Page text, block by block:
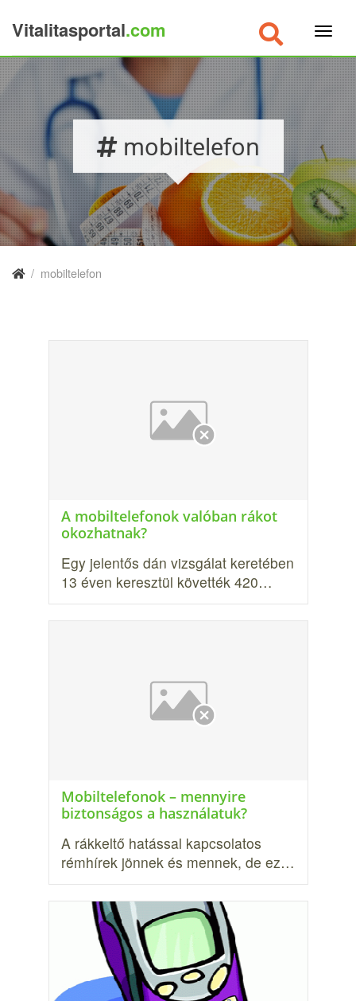
Vitalitasportal.com
mobiltelefon
/ mobiltelefon
A mobiltelefonok valóban rákot
okozhatnak?
Egy jelentős dán vizsgálat keretében
13 éven keresztül követték 420…
Mobiltelefonok – mennyire
biztonságos a használatuk?
A rákkeltő hatással kapcsolatos
rémhírek jönnek és men­nek, de ez…
×